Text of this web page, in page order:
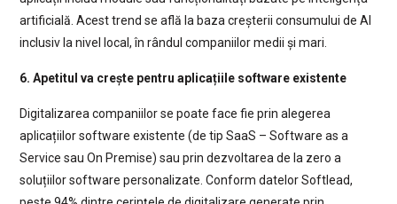
artificială. Acest trend se află la baza creșterii consumului de AI
inclusiv la nivel local, în rândul companiilor medii și mari.
6. Apetitul va crește pentru aplicațiile software existente
Digitalizarea companiilor se poate face fie prin alegerea
aplicațiilor software existente (de tip SaaS – Software as a
Service sau On Premise) sau prin dezvoltarea de la zero a
soluțiilor software personalizate. Conform datelor Softlead,